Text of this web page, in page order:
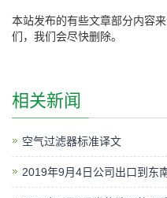
本站发布的有些文章部分内容
们，我们会尽快删除。
相关新闻
空气过滤器标准译文
2019年9月4日公司出口到东